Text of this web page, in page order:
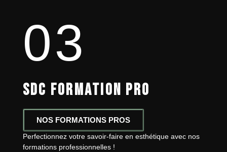
03
SDC FORMATION PRO
NOS FORMATIONS PROS
Perfectionnez votre savoir-faire en esthétique avec nos
formations professionnelles !